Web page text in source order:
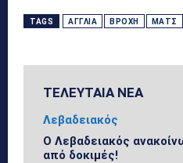
TAGS ΑΓΓΛΊΑ ΒΡΟΧΉ ΜΑΤΣ
ΤΕΛΕΥΤΑΙΑ ΝΕΑ
Λεβαδειακός
Ο Λεβαδειακός
από δοκιμές!